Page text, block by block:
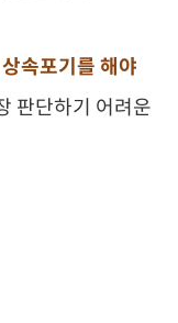
속포기를 해야
판단하기 어려운